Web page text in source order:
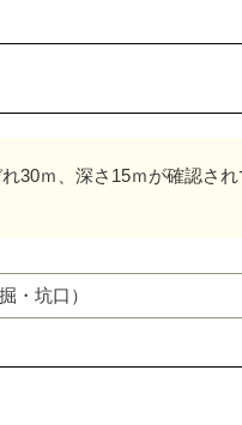
30ｍ、深さ15ｍが確認さ
・坑口）